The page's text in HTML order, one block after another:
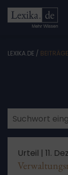
LEXIKA.DE /
Urteil | 11.